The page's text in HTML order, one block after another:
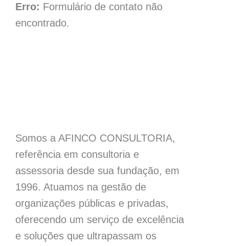
Erro: Formulário de contato não
encontrado.
Somos a AFINCO CONSULTORIA,
referência em consultoria e
assessoria desde sua fundação, em
1996. Atuamos na gestão de
organizações públicas e privadas,
oferecendo um serviço de excelência
e soluções que ultrapassam os